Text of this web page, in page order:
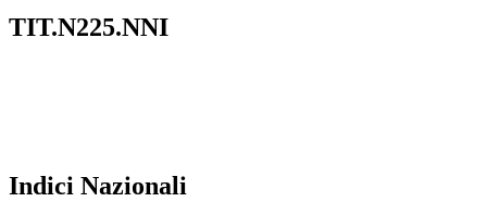
TIT.N225.NNI
Indici Nazionali